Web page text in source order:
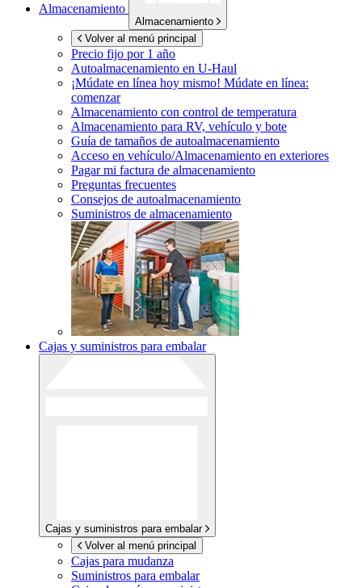
Almacenamiento
Almacenamiento
Volver al menú principal
Precio fijo por 1 año
Autoalmacenamiento en U-Haul
¡Múdate en línea hoy mismo! Múdate en línea:
comenzar
Almacenamiento con control de temperatura
Almacenamiento para RV, vehículo y bote
Guía de tamaños de autoalmacenamiento
Acceso en vehículo/Almacenamiento en exteriores
Pagar mi factura de almacenamiento
Preguntas frecuentes
Consejos de autoalmacenamiento
Suministros de almacenamiento
Cajas y suministros para embalar
Cajas y suministros para embalar
Volver al menú principal
Cajas para mudanza
Suministros para embalar